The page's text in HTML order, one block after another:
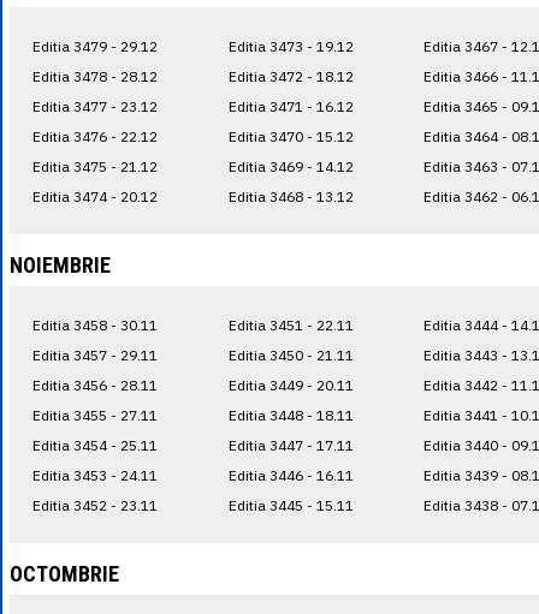
1 MXN= 0.2227
1 NOK= 0.4191
1 RSD= 0.0425
1 RUB= 0.0530
1 TRY= 0.1141
Editia 3479 - 29.12
Editia 3478 - 28.12
Editia 3477 - 23.12
Editia 3476 - 22.12
Editia 3475 - 21.12
Editia 3474 - 20.12
Editia 3473 - 19.12
Editia 3472 - 18.12
Editia 3471 - 16.12
Editia 3470 - 15.12
Editia 3469 - 14.12
Editia 3468 - 13.12
Editia 3467 -
Editia 3466 -
Editia 3465 -
Editia 3464 -
Editia 3463 -
Editia 3462 -
NOIEMBRIE
Editia 3458 - 30.11
Editia 3457 - 29.11
Editia 3456 - 28.11
Editia 3455 - 27.11
Editia 3454 - 25.11
Editia 3453 - 24.11
Editia 3452 - 23.11
Editia 3451 - 22.11
Editia 3450 - 21.11
Editia 3449 - 20.11
Editia 3448 - 18.11
Editia 3447 - 17.11
Editia 3446 - 16.11
Editia 3445 - 15.11
Editia 3444 -
Editia 3443 -
Editia 3442 -
Editia 3441 -
Editia 3440 -
Editia 3439 -
Editia 3438 -
OCTOMBRIE